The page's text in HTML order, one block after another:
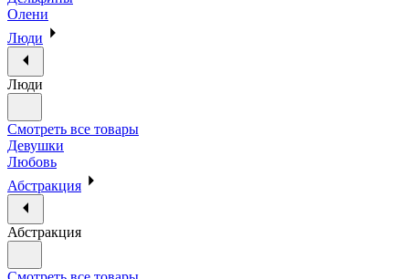
Олени
Люди
Люди
Смотреть все товары
Девушки
Любовь
Абстракция
Абстракция